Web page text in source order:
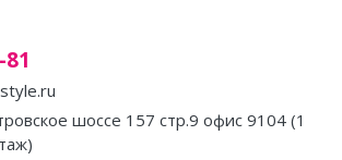
шоссе 157 стр.9 офис 9104 (1